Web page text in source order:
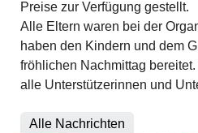
Preise zur Verfügung gestellt.
Alle Eltern waren bei der
haben den Kindern und dem
fröhlichen Nachmittag
alle Unterstützerinnen und
Alle Nachrichten